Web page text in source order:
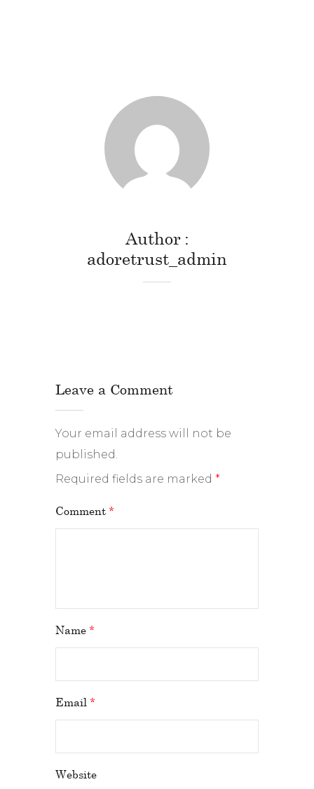
Author
adoretrust_admin
Leave a Comment
Your email address will not be
published.
Required fields are marked *
Comment *
Name *
Email *
Website